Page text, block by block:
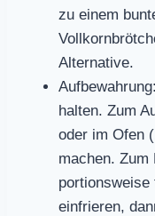
zu einem
Alternative.
halten. Zum
oder im Ofen
machen. Zum
einfrieren,